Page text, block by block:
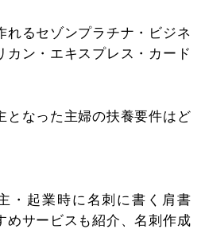
れるセゾンプラチナ・ビジネ
カン・エキスプレス・カード
となった主婦の扶養要件はど
・起業時に名刺に書く肩書
めサービスも紹介、名刺作成